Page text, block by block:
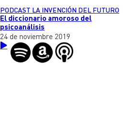
PODCAST LA INVENCIÓN DEL FUTURO
El diccionario amoroso del
psicoanálisis
24 de noviembre 2019